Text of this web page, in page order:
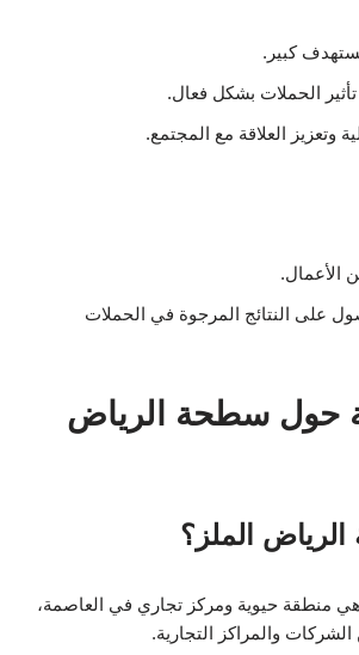
كبير.
الحملات بشكل فعال.
وتعزيز العلاقة مع المجتمع.
الأعمال.
على النتائج المرجوة في الحملات
حول سطحة الرياض
الملز؟
منطقة حيوية ومركز تجاري في العاصمة،
والمراكز التجارية.